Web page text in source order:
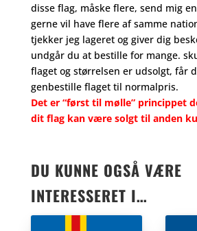
disse flag, måske flere, send mig
gerne vil have flere af samme
tjekker jeg lageret og giver dig
undgår du at bestille for mange.
flaget og størrelsen er udsolgt, får
genbestille flaget til normalpris.
Det er “først til mølle” princippet
dit flag kan være solgt til anden
DU KUNNE OGSÅ VÆRE
INTERESSERET I…